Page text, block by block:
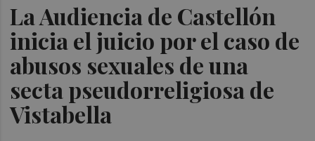
La Audiencia de Castellón
inicia el juicio por el caso de
abusos sexuales de una
secta pseudorreligiosa de
Vistabella